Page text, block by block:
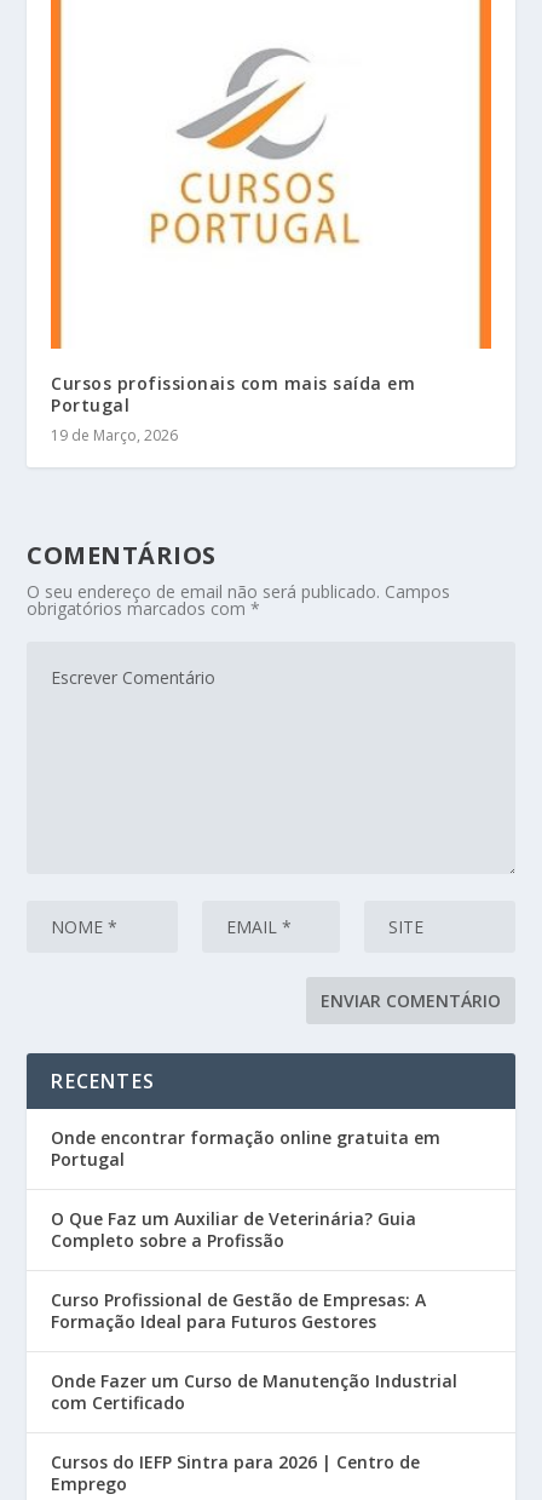
Cursos profissionais com mais saída em
Portugal
19 de Março, 2026
COMENTÁRIOS
O seu endereço de email não será publicado. Campos
obrigatórios marcados com*
RECENTES
Onde encontrar formação online gratuita em
Portugal
O Que Faz um Auxiliar de Veterinária? Guia
Completo sobre a Profissão
Curso Profissional de Gestão de Empresas: A
Formação Ideal para Futuros Gestores
Onde Fazer um Curso de Manutenção Industrial
com Certificado
Cursos do IEFP Sintra para 2026 | Centro de
Emprego